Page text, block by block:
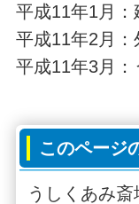
平成11年1月
平成11年2月
平成11年3月
このページ
うしくあみ斎